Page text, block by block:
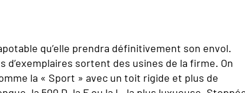
qu’elle prendra définitivement son envol.
d’exemplaires sortent des usines de la firme. On
la « Sport » avec un toit rigide et plus de